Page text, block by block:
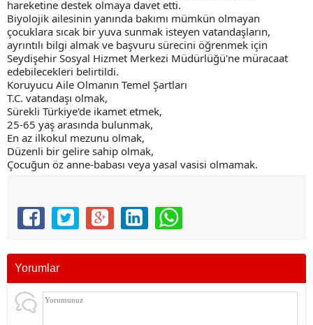
hareketine destek olmaya davet etti.
Biyolojik ailesinin yanında bakımı mümkün olmayan
çocuklara sıcak bir yuva sunmak isteyen vatandaşların,
ayrıntılı bilgi almak ve başvuru sürecini öğrenmek için
Seydişehir Sosyal Hizmet Merkezi Müdürlüğü'ne müracaat
edebilecekleri belirtildi.
Koruyucu Aile Olmanın Temel Şartları
T.C. vatandaşı olmak,
Sürekli Türkiye'de ikamet etmek,
25-65 yaş arasında bulunmak,
En az ilkokul mezunu olmak,
Düzenli bir gelire sahip olmak,
Çocuğun öz anne-babası veya yasal vasisi olmamak.
Yorumlar